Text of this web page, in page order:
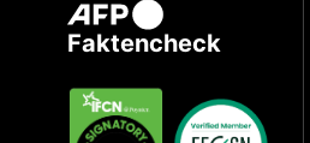
Faktencheck